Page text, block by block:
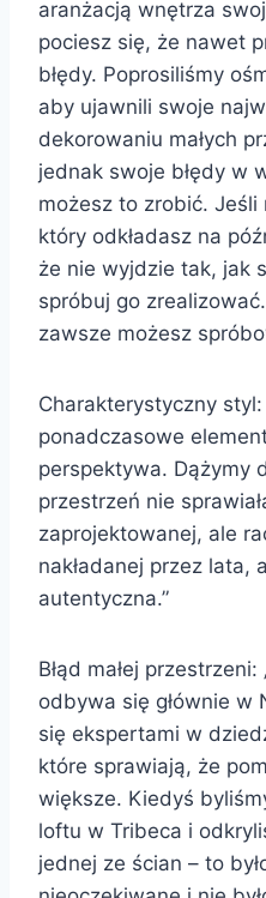
aranżacją wnętrza
pociesz się, że nawet
błędy. Poprosiliśmy
aby ujawnili swoje
dekorowaniu małych
jednak swoje błędy w
możesz to zrobić. Jeśli
który odkładasz na
że nie wyjdzie tak, jak
spróbuj go
zawsze możesz
Charakterystyczny
ponadczasowe
perspektywa. Dążymy
przestrzeń nie
zaprojektowanej, ale
nakładanej przez lata,
autentyczna.”
Błąd małej
odbywa się głównie w
się ekspertami w
które sprawiają, że
większe. Kiedyś
loftu w Tribeca i
jednej ze ścian – to